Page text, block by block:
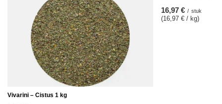
Vivarini – Cistus 1 kg
16,97 € / stuk
(16,97 € / kg)